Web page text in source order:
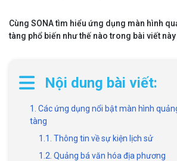
Cùng SONA tìm hiểu ứng dụng màn hình
tàng phổ biến như thế nào trong bài viết này
Nội dung bài viết:
1. Các ứng dụng nổi bật màn hình
tàng
1.1. Thông tin về sự kiện lịch sử
1.2. Quảng bá văn hóa địa phương